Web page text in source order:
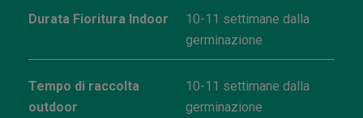
Durata Fioritura Indoor
10-11 settimane dalla
germinazione
Tempo di raccolta
outdoor
10-11 settimane dalla
germinazione